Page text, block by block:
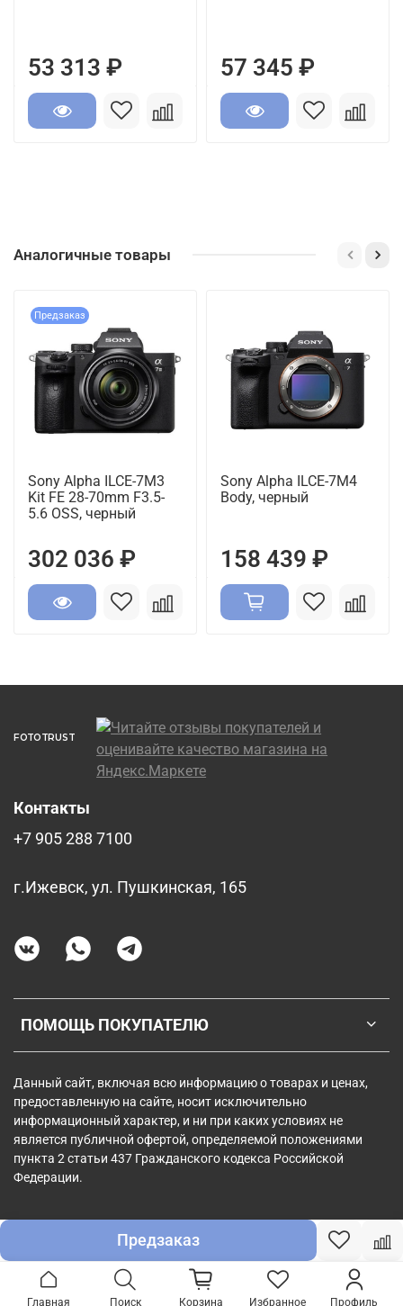
Предзаказ
53 313 ₽ 57 345 ₽
Аналогичные товары
Предзаказ
Sony Alpha ILCE-7M3
Kit FE 28-70mm F3.5-
5.6 OSS, черный
302 036 ₽
Sony Alpha ILCE-7M4
Body, черный
158 439 ₽
FOTOTRUST
ПОМОЩЬ ПОКУПАТЕЛЮ
Контакты
+7 905 288 7100
г.Ижевск, ул. Пушкинская, 165
Данный сайт, включая всю информацию о товарах и ценах,
предоставленную на сайте, носит исключительно
информационный характер, и ни при каких условиях не
является публичной офертой, определяемой положениями
пункта 2 статьи 437 Гражданского кодекса Российской
Федерации.
Главная Поиск Корзина Избранное Профиль